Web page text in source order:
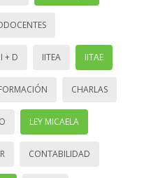
I + D IITEA IITAE
CHARLAS
LEY MICAELA
CONTABILIDAD